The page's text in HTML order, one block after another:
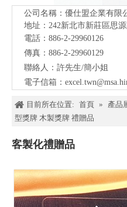
公司名稱：優仕盟企業有限
地址：242新北市新莊區思
電話：886-2-29960126
傳真：886-2-29960129
聯絡人：許先生/簡小姐
電子信箱：
目前所在位置: 首頁 » 產品
型獎牌 木製獎牌 禮贈品
客製化禮贈品